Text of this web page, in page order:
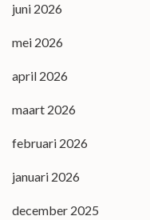
juni 2026
mei 2026
april 2026
maart 2026
februari 2026
januari 2026
december 2025